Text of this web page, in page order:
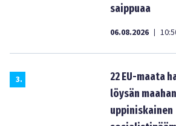
saippuaa
06.08.2026 |
3.
22 EU-maata
löysän
uppiniskainen